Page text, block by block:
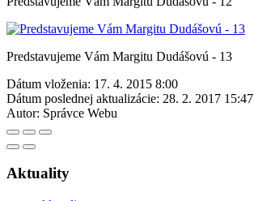
Predstavujeme Vám Margitu Dudášovú - 13
Dátum vloženia: 17. 4. 2015 8:00
Dátum poslednej aktualizácie: 28. 2. 2017 15:47
Autor: Správce Webu
Aktuality